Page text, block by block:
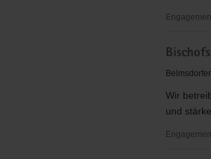
08
Wir
und